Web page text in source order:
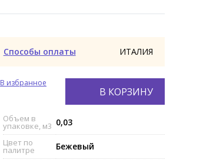
Способы оплаты ИТАЛИЯ
В избранное
В КОРЗИНУ
Объем в
упаковке, м3 0,03
Цвет по
палитре Бежевый